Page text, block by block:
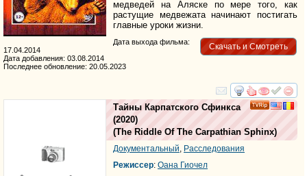
медведей на Аляске по мере того, как
растущие медвежата начинают постигать
главные уроки жизни.
Скачать и Смотреть
Дата выхода фильма:
17.04.2014
Дата добавления: 03.08.2014
Последнее обновление: 20.05.2023
смотреть
Тайны Карпатского Сфинкса
(2020)
(The Riddle Of The Carpathian Sphinx)
Документальный, Расследования
Режиссер: Оана Гиочел